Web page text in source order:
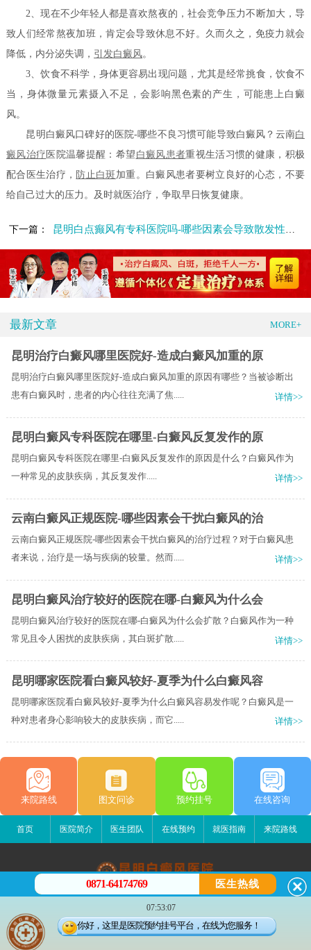
2、现在不少年轻人都是喜欢熬夜的，社会竞争压力不断加大，导
致人们经常熬夜加班，肯定会导致休息不好。久而久之，免疫力就会
降低，内分泌失调， 引发白癜风。
3、饮食不科学，身体更容易出现问题，尤其是经常挑食，饮食不
当，身体微量元素摄入不足，会影响黑色素的产生，可能患上白癜
风。
昆明白癜风口碑好的医院-哪些不良习惯可能导致白癜风？云南白
癜风治疗 医院温馨提醒：希望 白癜风患者重视生活习惯的健康，积极
配合医生治疗， 防止白斑 加重。白癜风患者要树立良好的心态，不要
给自己过大的压力。及时就医治疗，争取早日恢复健康。
下一篇： 昆明白点癫风有专科医院吗-哪些因素会导致散发性白癜风呢
最新文章 MORE+
昆明治疗白癜风哪里医院好-造成白癜风加重的原
昆明治疗白癜风哪里医院好-造成白癜风加重的原因有哪些？当被诊断出
患有白癜风时，患者的内心往往充满了焦.....
详情>>
昆明白癜风专科医院在哪里-白癜风反复发作的原
昆明白癜风专科医院在哪里-白癜风反复发作的原因是什么？​白癜风作为
一种常见的皮肤疾病，其反复发作.....
详情>>
云南白癜风正规医院-哪些因素会干扰白癜风的治
云南白癜风正规医院-哪些因素会干扰白癜风的治疗过程？对于白癜风患
者来说，治疗是一场与疾病的较量。然而.....
详情>>
昆明白癜风治疗较好的医院在哪-白癜风为什么会
昆明白癜风治疗较好的医院在哪-白癜风为什么会扩散？白癜风作为一种
常见且令人困扰的皮肤疾病，其白斑扩散.....
详情>>
昆明哪家医院看白癜风较好-夏季为什么白癜风容
昆明哪家医院看白癜风较好-夏季为什么白癜风容易发作呢？白癜风是一
种对患者身心影响较大的皮肤疾病，而它.....
详情>>
来院路线 图文问诊 预约挂号 在线咨询
首页 医院简介 医生团队 在线预约 就医指南 来院路线
昆明白癜风医院
昆明市五华区护国路2号
版权所有：昆明白癜风医院
0871-64174769 医生热线
07:53:07
你好，这里是医院预约挂号平台，在线为您服务！